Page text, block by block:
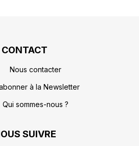
CONTACT
Nous contacter
à la Newsletter
Qui sommes-nous ?
SUIVRE